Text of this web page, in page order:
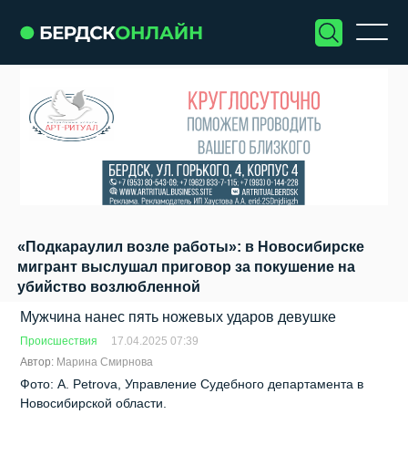
«Подкараулил возле работы»: в Новосибирске
мигрант выслушал приговор за покушение на
убийство возлюбленной
Мужчина нанес пять ножевых ударов девушке
Происшествия
17.04.2025 07:39
Автор: Марина Смирнова
Фото: A. Petrova, Управление Судебного департамента в
Новосибирской области.